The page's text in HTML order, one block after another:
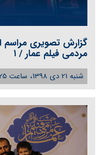
گزارش تصویری مراسم
مردمی فیلم عمار / ۱
شنبه 21 دی 1398، ساعت 13:25